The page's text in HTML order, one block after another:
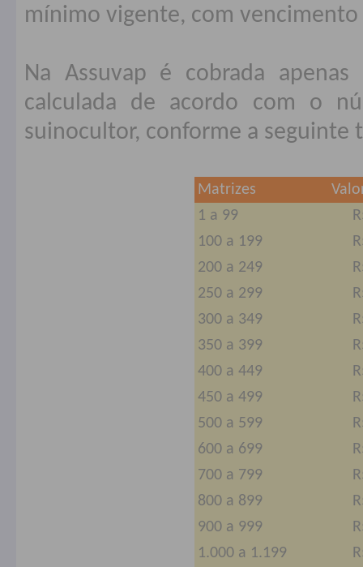
mínimo vigente, com vencimento
Na Assuvap é cobrada
calculada de acordo com o
suinocultor, conforme a seguinte
Matrizes
1 a 99
100 a 199
200 a 249
250 a 299
300 a 349
350 a 399
400 a 449
450 a 499
500 a 599
600 a 699
700 a 799
800 a 899
900 a 999
1.000 a 1.199